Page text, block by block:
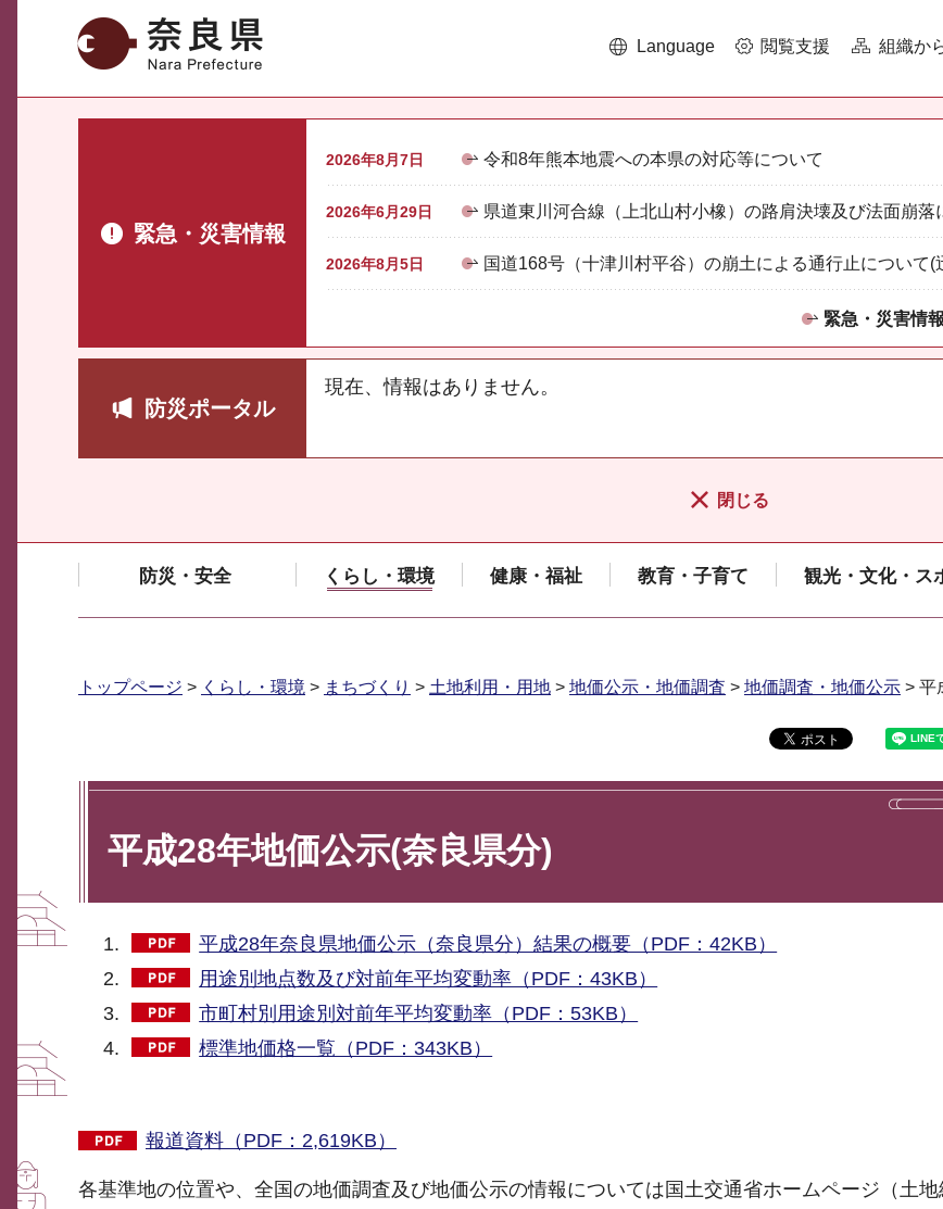
奈良県 Language 閲覧支援 組織か
緊急・災害情報
2026年8月7日 令和8年熊本地震への本県の対応等について
2026年6月29日 県道東川河合線（上北山村小橡）の路肩決壊及び法面崩落
2026年8月5日 国道168号（十津川村平谷）の崩土による通行止について(
緊急・災害情
防災ポータル
現在、情報はありません。
閉じる
防災・安全 くらし・環境 健康・福祉 教育・子育て 観光・文化・ス
トップページ > くらし・環境 > まちづくり > 土地利用・用地 > 地価公示・地価調査 > 地価調査・地価公示 > 平
平成28年地価公示(奈良県分)
平成28年奈良県地価公示（奈良県分）結果の概要（PDF：42KB）
用途別地点数及び対前年平均変動率（PDF：43KB）
市町村別用途別対前年平均変動率（PDF：53KB）
標準地価格一覧（PDF：343KB）
報道資料（PDF：2,619KB）
各基準地の位置や、全国の地価調査及び地価公示の情報については国土交通省ホームページ（土地